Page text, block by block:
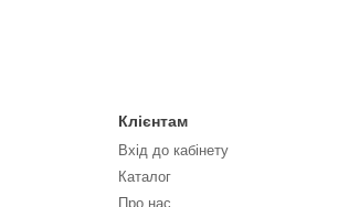
Клієнтам
Вхід до кабінету
Каталог
Про нас